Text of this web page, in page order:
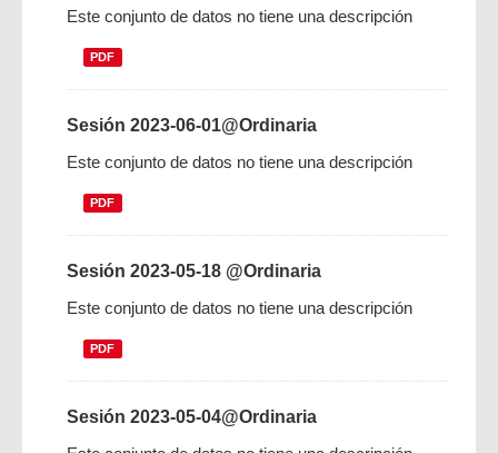
Este conjunto de datos no tiene una descripción
PDF
Sesión 2023-06-01@Ordinaria
Este conjunto de datos no tiene una descripción
PDF
Sesión 2023-05-18 @Ordinaria
Este conjunto de datos no tiene una descripción
PDF
Sesión 2023-05-04@Ordinaria